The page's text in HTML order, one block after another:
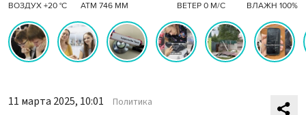
ВОЗДУХ +20 °C АТМ 746 ММ ВЕТЕР 0 М/С ВЛАЖН 100%
11 марта 2025, 10:01 Политика